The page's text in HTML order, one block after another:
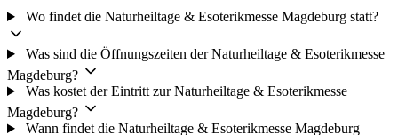
Wo findet die Naturheiltage & Esoterikmesse Magdeburg statt?
Was sind die Öffnungszeiten der Naturheiltage & Esoterikmesse
Magdeburg?
Was kostet der Eintritt zur Naturheiltage & Esoterikmesse
Magdeburg?
Wann findet die Naturheiltage & Esoterikmesse Magdeburg